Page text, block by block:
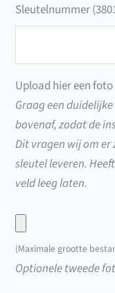
Sleutelnummer
3850)
Upload hier een
Graag een
bovenaf, zodat de
Dit vragen wij om er
sleutel leveren.
veld leeg laten.
hier
een
(Maximale grootte
Upload
Optionele tweede